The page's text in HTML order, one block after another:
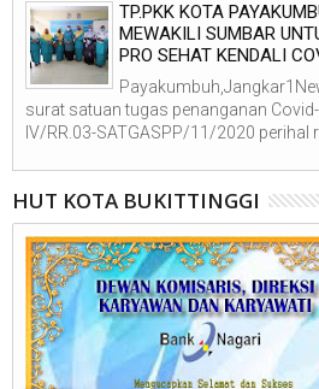
TP.PKK KOTA
MEWAKILI SUMBAR
PRO SEHAT KENDALI
surat satuan tugas penanganan
IV/RR.03-SATGASPP/11/2020 perihal
HUT KOTA BUKITTINGGI